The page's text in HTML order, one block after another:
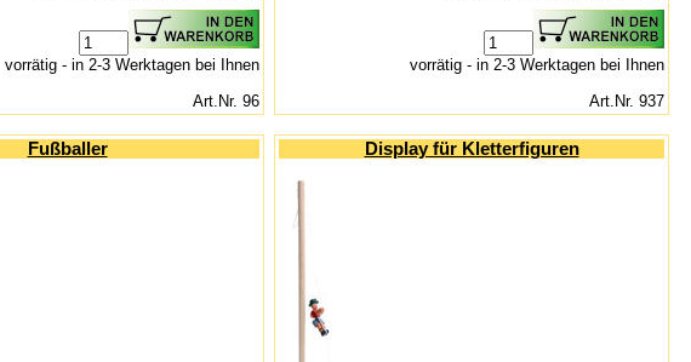
vorrätig - in 2-3 Werktagen bei Ihnen
Art.Nr. 96
vorrätig - in 2-3 Werktagen bei Ihnen
Art.Nr. 937
Fußballer Display für Kletterfiguren